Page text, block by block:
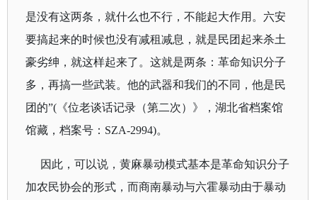
是没有这两条，就什么也不行，不能起大作用。六安
要搞起来的时候也没有减租减息，就是民团起来杀土
豪劣绅，就这样起来了。这就是两条：革命知识分子
多，再搞一些武装。他的武器和我们的不同，他是民
团的”( 《位老谈话记录（第二次）》，湖北省档案馆
馆藏，档案号： SZA-2994)。
因此，可以说，黄麻暴动模式基本是革命知识分子
加农民协会的形式，而商南暴动与六霍暴动由于暴动